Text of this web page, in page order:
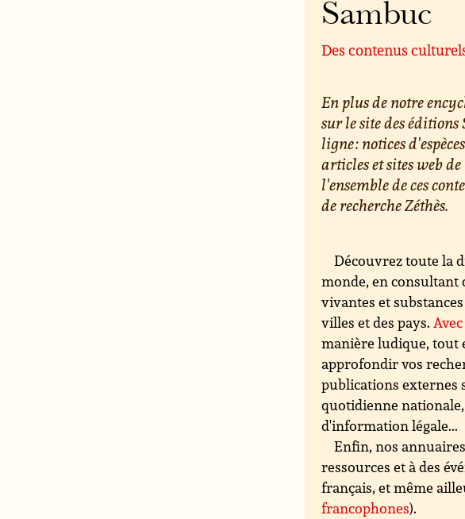
Sambuc
Des contenus
En plus de notre
sur le site des
ligne : notices
articles et sites web
l'ensemble de ces
de recherche Zéthès.
Découvrez toute la
monde, en consultant
vivantes et
villes et des pays.
manière ludique, tout
approfondir vos
publications externes
quotidienne
d'information légale...
Enfin, nos
ressources et à des
français, et même
francophones).